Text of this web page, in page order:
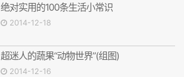
绝对实用的100条生活小常识
2014-12-18
超迷人的蔬果“动物世界”(组图)
2014-12-16